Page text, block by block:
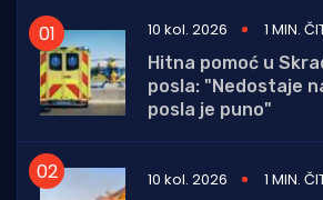
10 kol. 2026
1 MIN.
Hitna pomoć u
posla: "Nedostaje
posla je puno"
10 kol. 2026
1 MIN.